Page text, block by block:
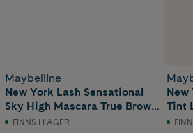
Maybelline
New York Lash Sensational
Sky High Mascara True Brown
7,2 ml
FINNS I LAGER
New
Tint